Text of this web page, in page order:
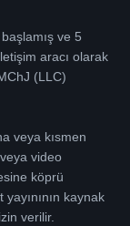
ve 5
aracı olarak
(LLC)
veya kısmen
video
köprü
kaynak
verilir.